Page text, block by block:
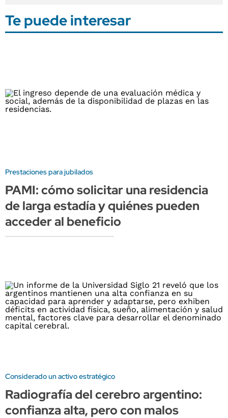
Te puede interesar
Prestaciones para jubilados
PAMI: cómo solicitar una residencia
de larga estadía y quiénes pueden
acceder al beneficio
Considerado un activo estratégico
Radiografía del cerebro argentino:
confianza alta, pero con malos